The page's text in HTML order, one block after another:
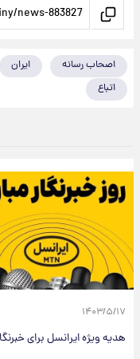
اصحاب رسانه ایران
اتباع
۱۴۰۳/۵/۱۷
هدیه ویژه ایرانسل برای